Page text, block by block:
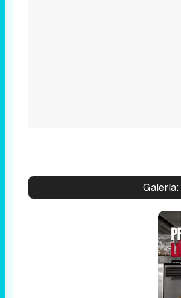
Galería: